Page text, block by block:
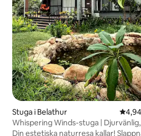
Stuga i Belathur 4,94
Whispering Winds-stuga | Djurvänlig,
gård och damm
Din estetiska naturresa kallar! Slappna av